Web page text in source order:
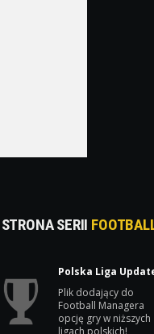
SERII
Polska Liga
Plik dodający do
Football Managera
opcję gry w niższych
ligach polskich!